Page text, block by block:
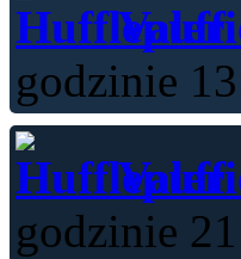
godzinie
godzinie